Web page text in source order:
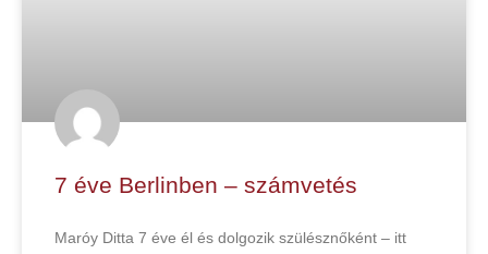
7 éve Berlinben – számvetés
Maróy Ditta 7 éve él és dolgozik szülésznőként – itt